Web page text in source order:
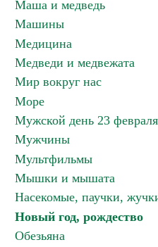
Маша и медведь
Машины
Медицина
Медведи и медвежата
Мир вокруг нас
Море
Мужской день 23 февраля
Мужчины
Мультфильмы
Мышки и мышата
Насекомые, паучки,
Новый год, рождество
Обезьяна